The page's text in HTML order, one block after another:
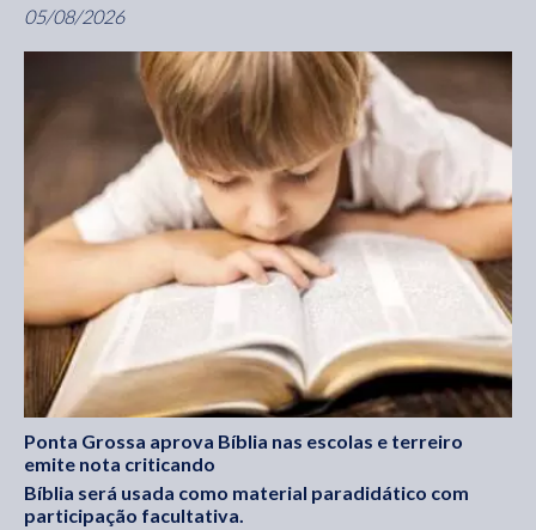
05/08/2026
Ponta Grossa aprova Bíblia nas escolas e terreiro
emite nota criticando
Bíblia será usada como material paradidático com
participação facultativa.